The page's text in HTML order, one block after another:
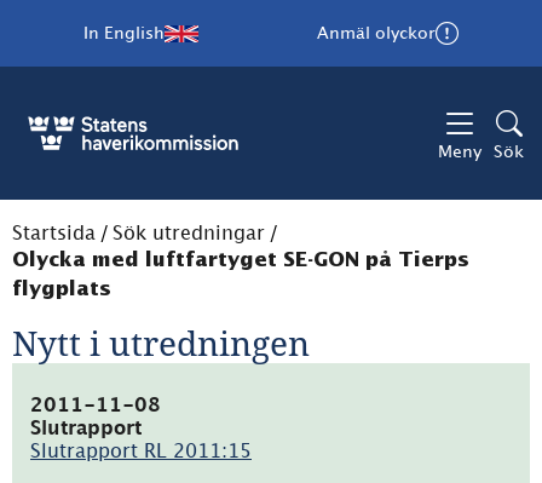
In English Anmäl olyckor
Meny Sök
Startsida / Sök utredningar /
Olycka med luftfartyget SE-GON på Tierps
flygplats
Nytt i utredningen
2011-11-08
Slutrapport
Slutrapport RL 2011:15